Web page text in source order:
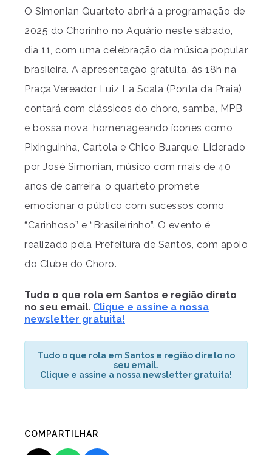
O Simonian Quarteto abrirá a programação de
2025 do Chorinho no Aquário neste sábado,
dia 11, com uma celebração da música popular
brasileira. A apresentação gratuita, às 18h na
Praça Vereador Luiz La Scala (Ponta da Praia),
contará com clássicos do choro, samba, MPB
e bossa nova, homenageando ícones como
Pixinguinha, Cartola e Chico Buarque. Liderado
por José Simonian, músico com mais de 40
anos de carreira, o quarteto promete
emocionar o público com sucessos como
“Carinhoso” e “Brasileirinho”. O evento é
realizado pela Prefeitura de Santos, com apoio
do Clube do Choro.
Tudo o que rola em Santos e região direto
no seu email. Clique e assine a nossa
newsletter gratuita!
Tudo o que rola em Santos e região direto no
seu email.
Clique e assine a nossa newsletter gratuita!
COMPARTILHAR